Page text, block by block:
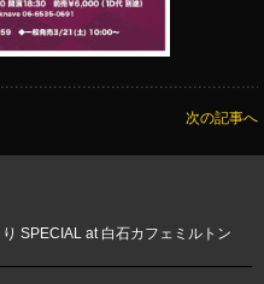
次の記事へ
SPECIAL at 白石カフェミルトン